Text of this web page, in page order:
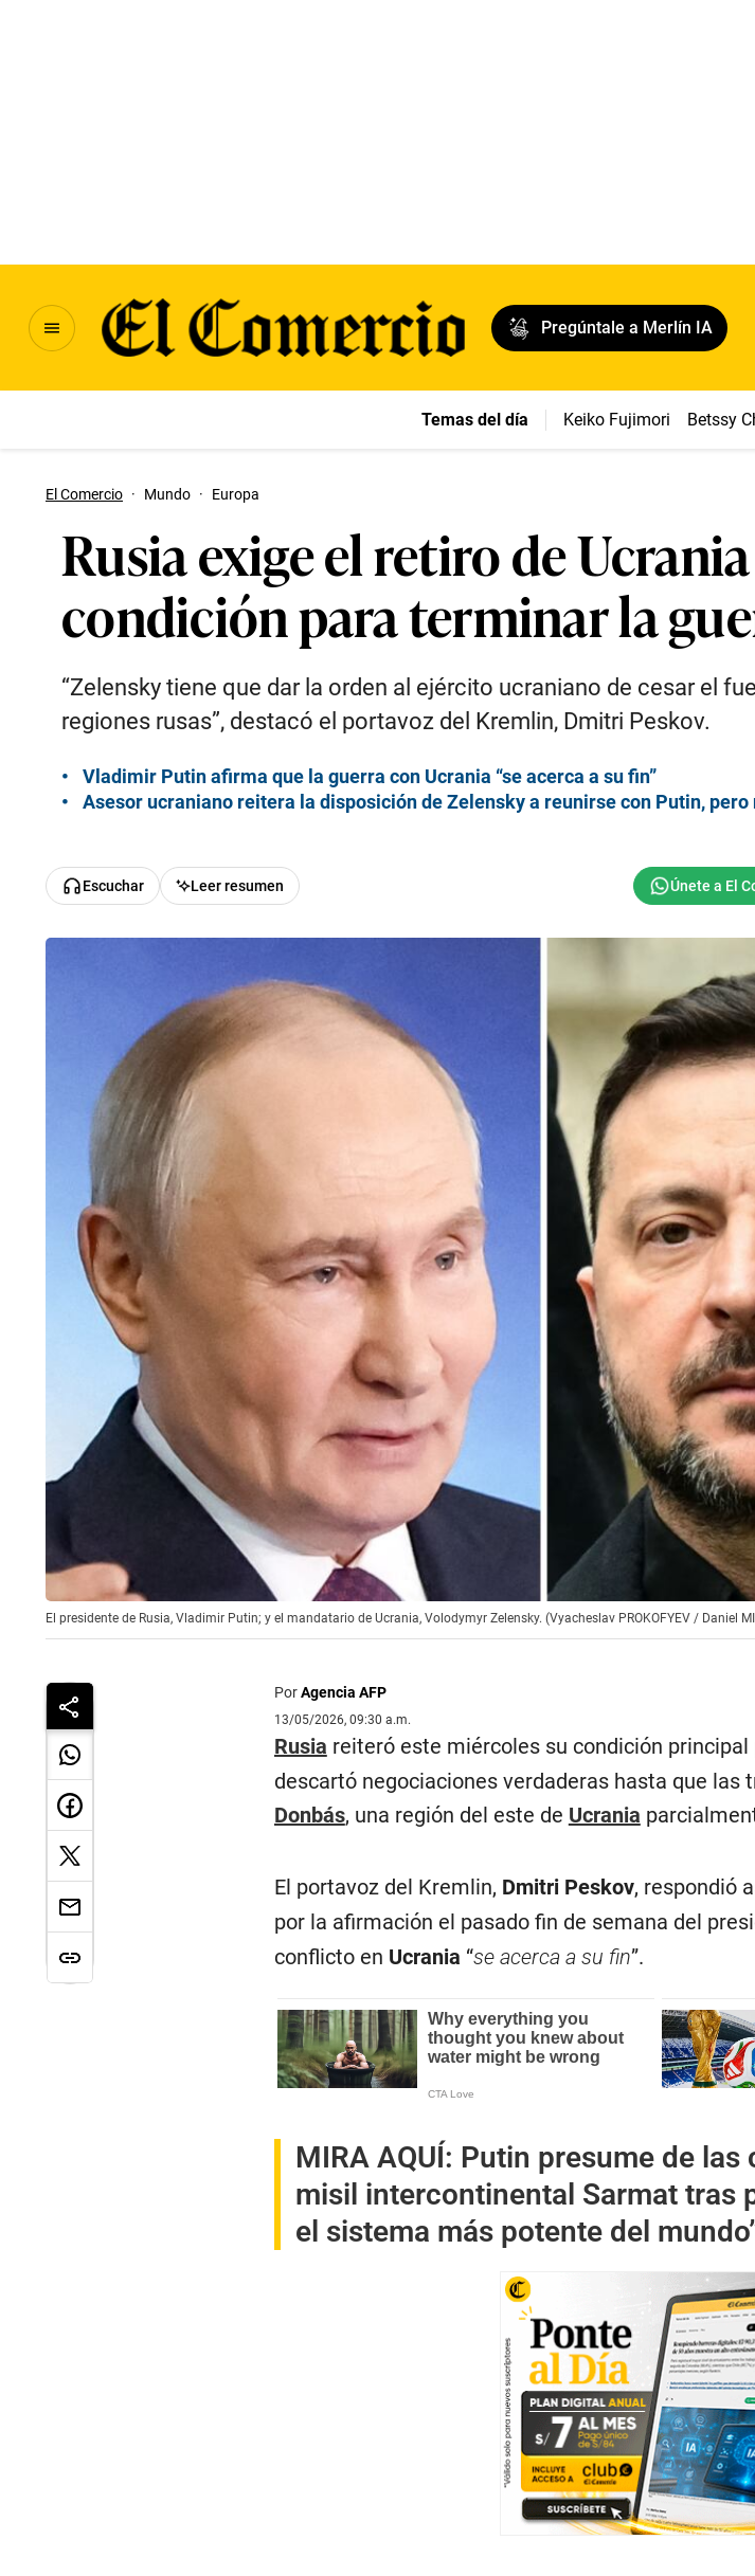
Pregúntale a Merlín IA
Temas del día Keiko Fujimori Betssy
El Comercio · Mundo · Europa
Rusia exige el retiro de
condición para terminar la
“Zelensky tiene que dar la orden al ejército ucraniano de cesar el
regiones rusas”, destacó el portavoz del Kremlin, Dmitri Peskov.
Vladimir Putin afirma que la guerra con Ucrania “se acerca a su fin”
Asesor ucraniano reitera la disposición de Zelensky a reunirse con Putin, pero
Escuchar Leer resumen
El presidente de Rusia, Vladimir Putin; y el mandatario de Ucrania, Volodymyr Zelensky. (Vyacheslav PROKOFYEV / Daniel
PorAgencia AFP
13/05/2026, 09:30 a.m.
Rusia reiteró este miércoles su condición principal
descartó negociaciones verdaderas hasta que las
Donbás, una región del este de Ucrania
El portavoz del Kremlin, Dmitri Peskov, respondió
por la afirmación el pasado fin de semana del
conflicto en Ucrania “se acerca a su fin”.
MIRA AQUÍ: Putin presume de
misil intercontinental Sarmat tras
el sistema más potente del